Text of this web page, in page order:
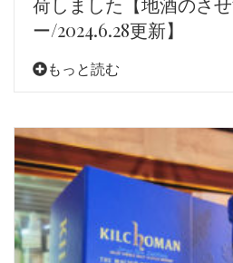
ー/2024.6.28更新】
もっと読む